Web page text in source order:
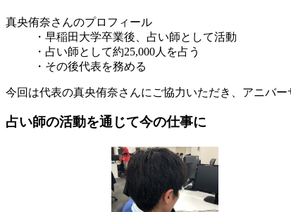
真央侑奈さんのプロフィール
・早稲田大学卒業後、占い師として活動
・占い師として約25,000人を占う
・その後代表を務める
今回は代表の真央侑奈さんにご協力いただき、アニバ
占い師の活動を通じて今の仕事に